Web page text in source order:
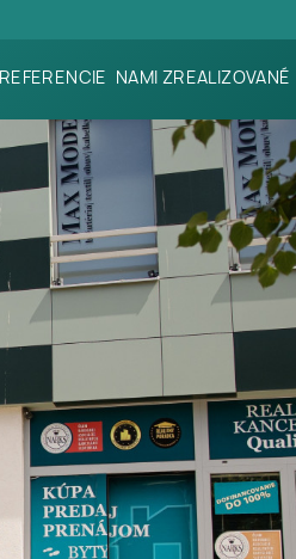
REFERENCIE NAMI ZREALIZOVANÉ